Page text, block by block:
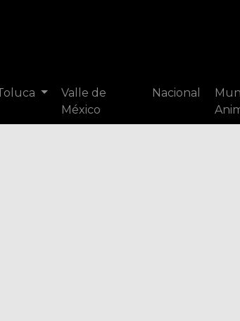
Valle de
México
Nacional